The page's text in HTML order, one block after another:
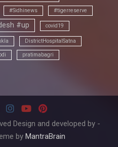
#Sidhinews #tigerreserve
#up covid19
DistrictHospitalSatna
pratimabagri
Design and developed by -
by MantraBrain